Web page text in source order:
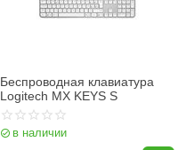
Беспроводная клавиатура
Logitech MX KEYS S
в наличии